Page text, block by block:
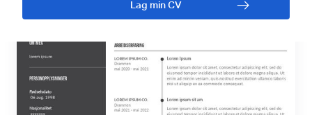
Lag min CV